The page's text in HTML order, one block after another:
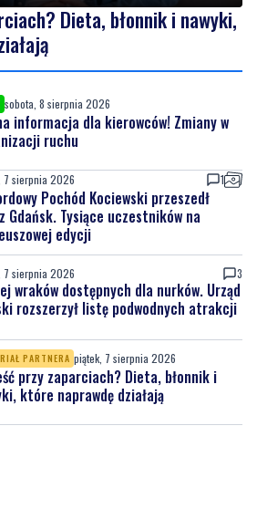
sobota, 8 sierpnia 2026
informacja dla kierowców! Zmiany w
ruchu
7 sierpnia 2026
Pochód Kociewski przeszedł
Gdańsk. Tysiące uczestników na
edycji
7 sierpnia 2026
wraków dostępnych dla nurków. Urząd
rozszerzył listę podwodnych atrakcji
PARTNERA piątek, 7 sierpnia 2026
przy zaparciach? Dieta, błonnik i